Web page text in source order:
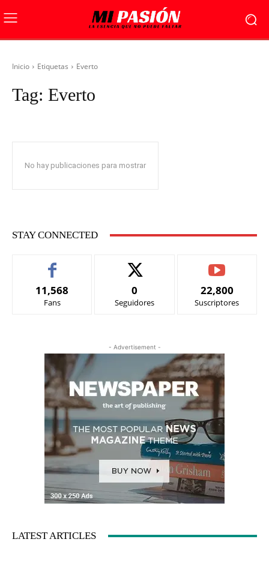
Inicio Etiquetas Everto
Tag: Everto
No hay publicaciones para mostrar
STAY CONNECTED
11,568
Fans
0
Seguidores
22,800
Suscriptores
- Advertisement -
LATEST ARTICLES